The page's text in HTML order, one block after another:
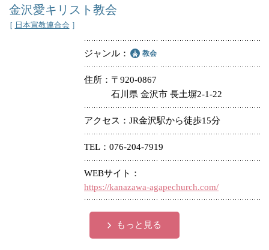
金沢愛キリスト教会
［ 日本宣教連合会 ］
ジャンル 教会
住所
〒920-0867
石川県 金沢市 長土塀2-1-22
アクセス JR金沢駅から徒歩15分
TEL 076-204-7919
WEBサイト
https://kanazawa-agapechurch.com/
もっと見る